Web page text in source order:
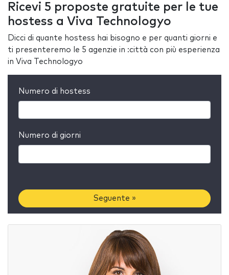
Ricevi 5 proposte gratuite per le tue
hostess a Viva Technologyo
Dicci di quante hostess hai bisogno e per quanti giorni e
ti presenteremo le 5 agenzie in :città con più esperienza
in Viva Technologyo
Numero di hostess
Numero di giorni
Seguente »